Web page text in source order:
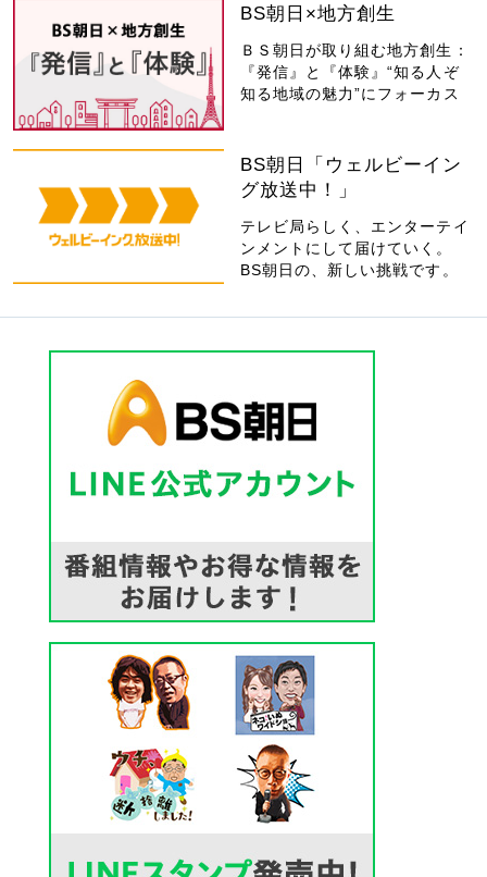
BS朝日×地方創生
ＢＳ朝日が取り組む地方創生：
『発信』と『体験』“知る人ぞ
知る地域の魅力”にフォーカス
BS朝日「ウェルビーイン
グ放送中！」
テレビ局らしく、エンターテイ
ンメントにして届けていく。
BS朝日の、新しい挑戦です。